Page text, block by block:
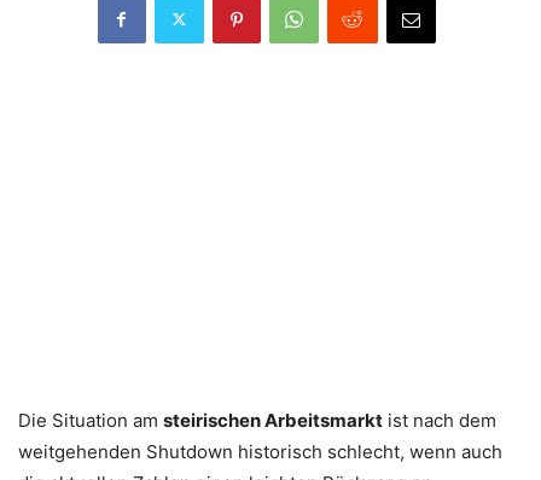
Die Situation am steirischen Arbeitsmarkt ist nach dem
weitgehenden Shutdown historisch schlecht, wenn auch